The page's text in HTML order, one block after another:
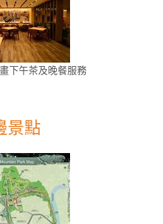
下午茶及晚餐服務
景點